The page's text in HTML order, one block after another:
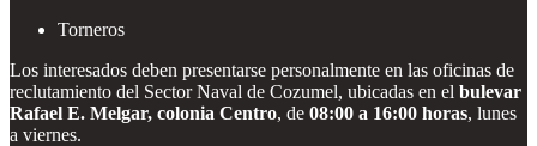
Torneros
Los interesados deben presentarse personalmente en las oficinas de
reclutamiento del Sector Naval de Cozumel, ubicadas en el bulevar
Rafael E. Melgar, colonia Centro, de 08:00 a 16:00 horas, lunes
a viernes.